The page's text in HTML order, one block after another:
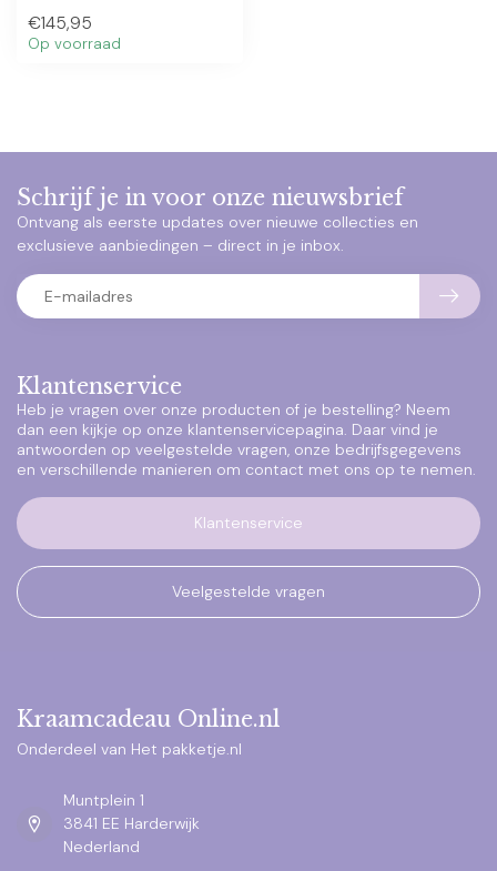
€145,95
Op voorraad
Klantenservice
Heb je vragen over onze producten of je bestelling? Neem
dan een kijkje op onze klantenservicepagina. Daar vind je
antwoorden op veelgestelde vragen, onze bedrijfsgegevens
en verschillende manieren om contact met ons op te nemen.
Klantenservice
Veelgestelde vragen
Schrijf je in voor onze nieuwsbrief
Ontvang als eerste updates over nieuwe collecties en
exclusieve aanbiedingen – direct in je inbox.
Kraamcadeau Online.nl
Onderdeel van Het pakketje.nl
Muntplein 1
3841 EE Harderwijk
Nederland